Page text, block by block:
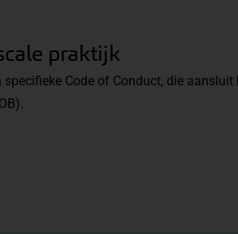
praktijk
Code of Conduct, die